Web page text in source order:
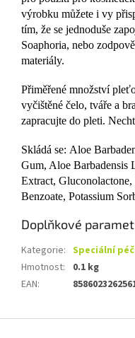
výrobku můžete i vy
tím, že se jednoduše
Soaphoria, nebo
materiály.
Přiměřené množství
vyčištěné čelo, tváře a
zapracujte do pleti.
Skládá se: Aloe
Gum, Aloe Barbadensis
Extract,
Benzoate, Potassium
Doplňkové
Kategorie: Speciální
Hmotnost:
0.1 kg
EAN: